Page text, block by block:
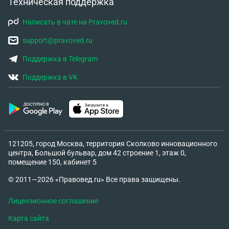
Написать в чате на Pravoved.ru
support@pravoved.ru
Поддержка в Telegram
Поддержка в VK
121205, город Москва, территория Сколково инновационного
центра, Большой бульвар, дом 42 строение 1, этаж 0,
помещение 150, кабинет 5
© 2011—2026 «Правовед.ru» Все права защищены.
Лицензионное соглашение
Карта сайта